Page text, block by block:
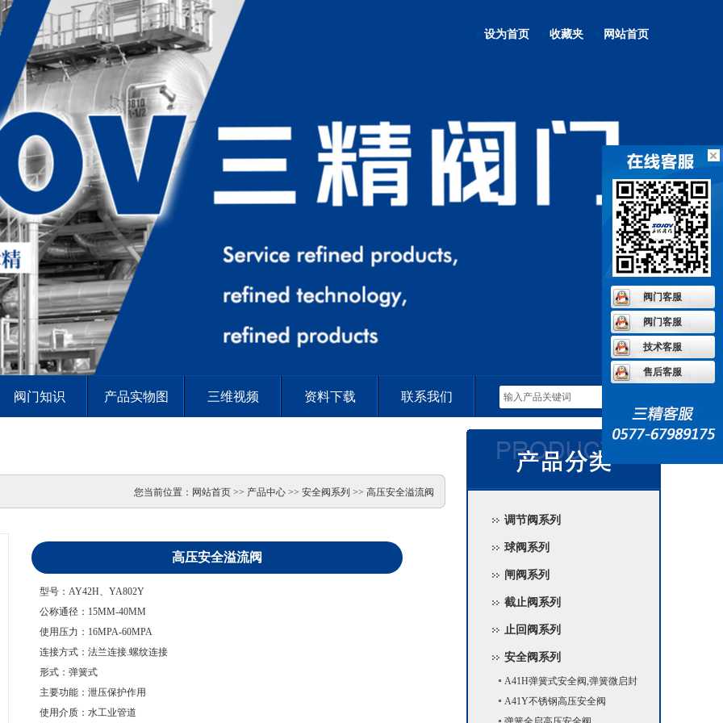
阀门客服
阀门客服
技术客服
售后客服
网站首页
收藏夹
设为首页
阀门知识 产品实物图 三维视频 资料下载 联系我们
您当前位置： 网站首页 >> 产品中心 >> 安全阀系列 >> 高压安全溢流阀
高压安全溢流阀
型号：AY42H、YA802Y
公称通径：15MM-40MM
使用压力：16MPA-60MPA
连接方式：法兰连接.螺纹连接
形式：弹簧式
主要功能：泄压保护作用
使用介质：水工业管道
调节阀系列
球阀系列
闸阀系列
截止阀系列
止回阀系列
安全阀系列
A41H弹簧式安全阀,弹簧微启封
闭式安全阀
A41Y不锈钢高压安全阀